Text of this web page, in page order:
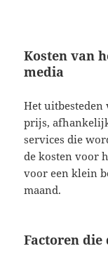
Kosten van
media
Het
prijs,
services die
de kosten voor
voor een klein
maand.
Factoren die